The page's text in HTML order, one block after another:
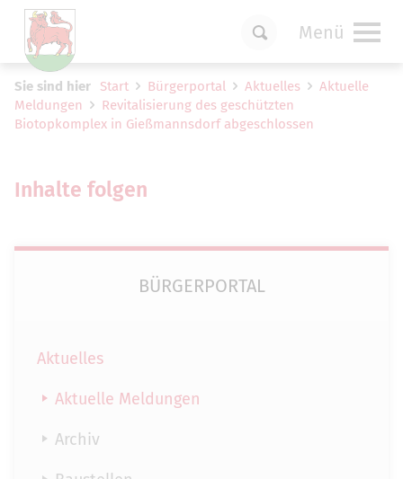
Menü
Sie sind hier Start Bürgerportal Aktuelles
Aktuelle
Meldungen
Revitalisierung des geschützten
Biotopkomplex in Gießmannsdorf abgeschlossen
Inhalte folgen
BÜRGERPORTAL
Aktuelles
Aktuelle Meldungen
Archiv
vornehmen zu können wird die Berechtigung
fürfunktionale Cookiesin den Cookie-
Einstellungen benötigt.